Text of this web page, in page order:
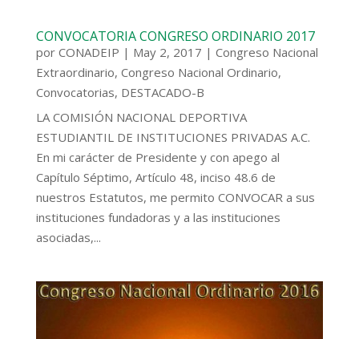
CONVOCATORIA CONGRESO ORDINARIO 2017
por CONADEIP | May 2, 2017 | Congreso Nacional
Extraordinario, Congreso Nacional Ordinario,
Convocatorias, DESTACADO-B
LA COMISIÓN NACIONAL DEPORTIVA
ESTUDIANTIL DE INSTITUCIONES PRIVADAS A.C.
En mi carácter de Presidente y con apego al
Capítulo Séptimo, Artículo 48, inciso 48.6 de
nuestros Estatutos, me permito CONVOCAR a sus
instituciones fundadoras y a las instituciones
asociadas,...